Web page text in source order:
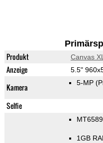
Produkt Canvas
Anzeige 5.5"
Kamera 5-MP
Selfie
1GB